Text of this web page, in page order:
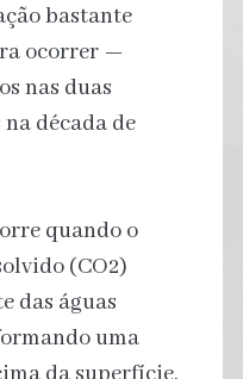
bastante
ocorrer —
nas duas
década de
quando o
(CO2)
das águas
uma